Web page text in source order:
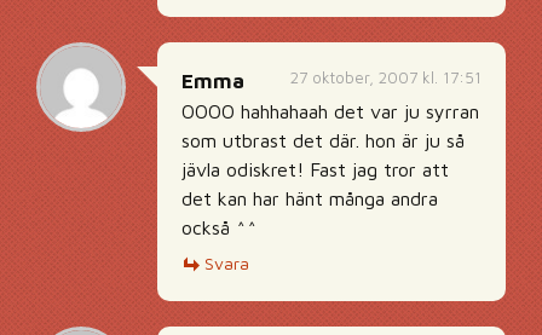
27 oktober, 2007 kl. 17:51
Emma
OOOO hahhahaah det var ju syrran
som utbrast det där. hon är ju så
jävla odiskret! Fast jag tror att
det kan har hänt många andra
också ^^
Svara